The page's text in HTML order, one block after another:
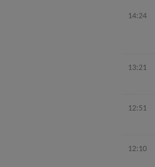
14:24
13:21
12:51
12:10